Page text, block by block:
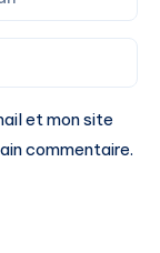
et mon site
commentaire.